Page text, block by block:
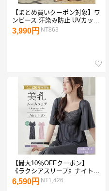
【まとめ買いクーポン対象】ワ
ンピース 汗染み防止 UVカット
綿100％ S/M/L/LL レディース
ロングワンピース ロング マキ
◆zootie（ズーティー）：汗し
3,990円 NT863
【最大10％OFFクーポン】
《ラクシアスリープ》ナイトブ
ラワンピース半袖美乳ナイトブ
ラ ワンピース ルームウェア 涼
6,590円 NT1,426